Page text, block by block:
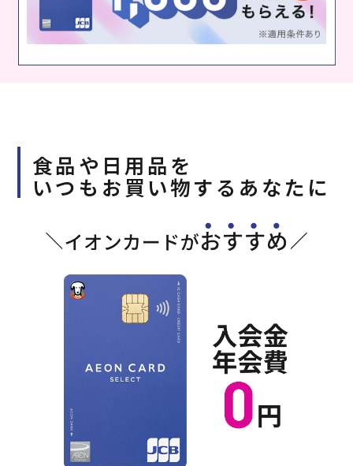
食品や日用品を
いつもお買い物するあなたに